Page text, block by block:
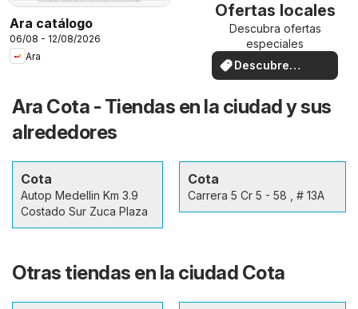
Ara catálogo
06/08 - 12/08/2026
Ara
Ofertas locales
Descubra ofertas
especiales
Descubre
ofertas
Ara Cota - Tiendas en la ciudad y sus
alrededores
Cota
Autop Medellin Km 3.9
Costado Sur Zuca Plaza
Cota
Carrera 5 Cr 5 - 58 , # 13A
Otras tiendas en la ciudad Cota